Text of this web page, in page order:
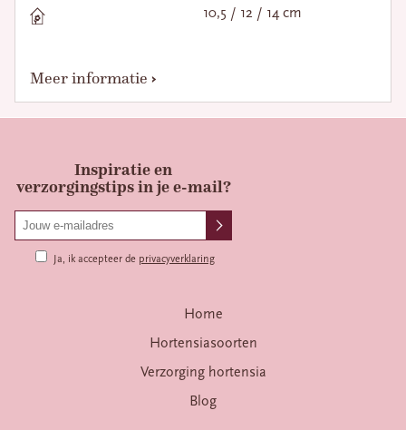
10,5 / 12 / 14 cm
Meer informatie
Inspiratie en
verzorgingstips in je e-mail?
Ja, ik accepteer de privacyverklaring
Home
Hortensiasoorten
Verzorging hortensia
Blog